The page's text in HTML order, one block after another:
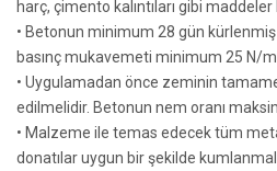
harç, çimento kalıntıları gibi maddeler
• Betonun minimum 28 gün kürlenmiş
basınç mukavemeti minimum 25 N/
• Uygulamadan önce zeminin
edilmelidir. Betonun nem oranı
• Malzeme ile temas edecek tüm
donatılar uygun bir şekilde